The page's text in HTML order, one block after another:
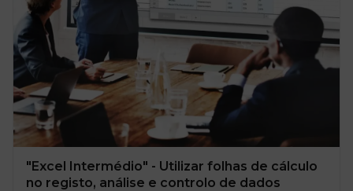
"Excel Intermédio" - Utilizar folhas de cálculo
no registo, análise e controlo de dados